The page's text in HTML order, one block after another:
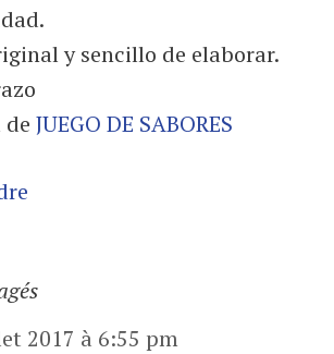
y sencillo de elaborar.
de JUEGO DE SABORES
2017 à 6:55 pm